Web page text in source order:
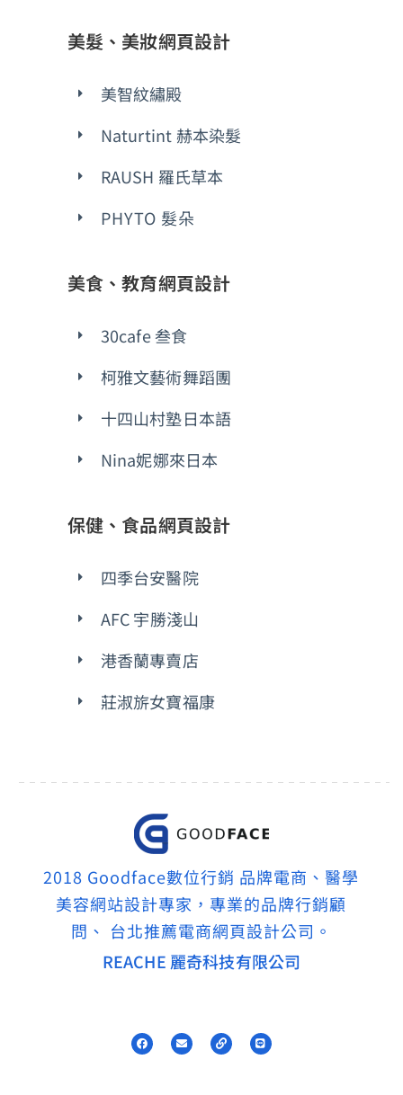
美髮、美妝網頁設計
美智紋繡殿
Naturtint 赫本染髮
RAUSH 羅氏草本
PHYTO 髮朵
美食、教育網頁設計
30cafe 叁食
柯雅文藝術舞蹈團
十四山村塾日本語
Nina妮娜來日本
保健、食品網頁設計
四季台安醫院
AFC 宇勝淺山
港香蘭專賣店
莊淑旂女寶福康
2018 Goodface數位行銷 品牌電商、醫學
美容網站設計專家，專業的品牌行銷顧
問、 台北推薦電商網頁設計公司。
REACHE 麗奇科技有限公司
F
a
c
E
n
v
L
i
n
L
i
n